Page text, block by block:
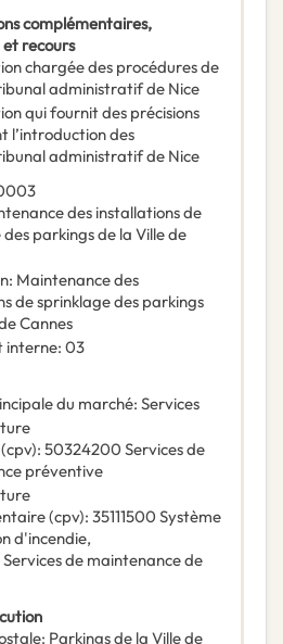
complémentaires,
recours
chargée des procédures de
administratif de Nice
qui fournit des précisions
l’introduction des
administratif de Nice
des installations de
parkings de la Ville de
: Maintenance des
de sprinklage des parkings
Cannes
interne: 03
du marché: Services
(cpv): 50324200 Services de
préventive
(cpv): 35111500 Système
d'incendie,
Services de maintenance de
: Parkings de la Ville de